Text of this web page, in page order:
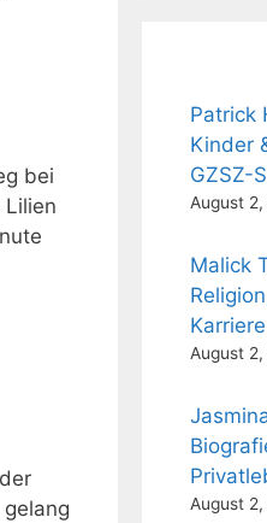
bei
Patrick
Kinder
GZSZ-
August
Malick
Karriere
August
August